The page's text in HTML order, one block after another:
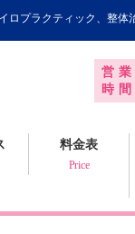
ロプラクティック、整体
営業
時間
クティック
るカイロプラクティ
質チェック
料金表
Price